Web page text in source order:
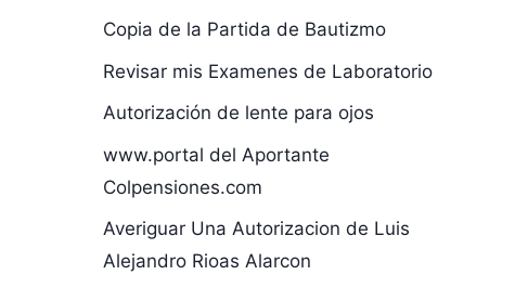
Obama Habla
sobre Colombia
Colombia
Copia de la Partida de Bautizmo
Revisar mis Examenes de Laboratorio
Autorización de lente para ojos
www.portal del Aportante
Colpensiones.com
Averiguar Una Autorizacion de Luis
Alejandro Rioas Alarcon